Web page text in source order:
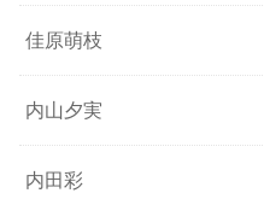
佳原萌枝
内山夕実
内田彩